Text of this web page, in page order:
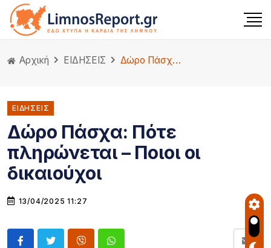
Αρχική ΕΙΔΗΣΕΙΣ Δώρο Πάσχα: Πότε πληρώνεται – Ποιοι οι δικαιούχοι
ΕΙΔΗΣΕΙΣ
Δώρο Πάσχα: Πότε
πληρώνεται – Ποιοι οι
δικαιούχοι
13/04/2025 11:27